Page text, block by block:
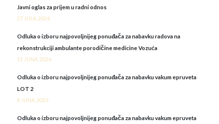
Javni oglas za prijem u radni odnos
27 JULA, 2026
Odluka o izboru najpovoljnijeg ponuđača za nabavku radova na
rekonstrukciji ambulante porodičine medicine Vozuća
11 JUNA, 2026
Odluka o izboru najpovoljnijeg ponuđača za nabavku vakum epruveta
LOT 2
8 JUNA, 2026
Odluka o izboru najpovoljnijeg ponuđača za nabavku vakum epruveta